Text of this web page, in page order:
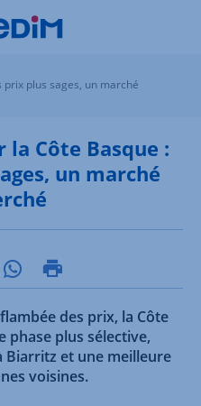
plus sages, un marché
Côte Basque :
un marché
des prix, la Côte
phase plus sélective,
Biarritz et une meilleure
voisines.